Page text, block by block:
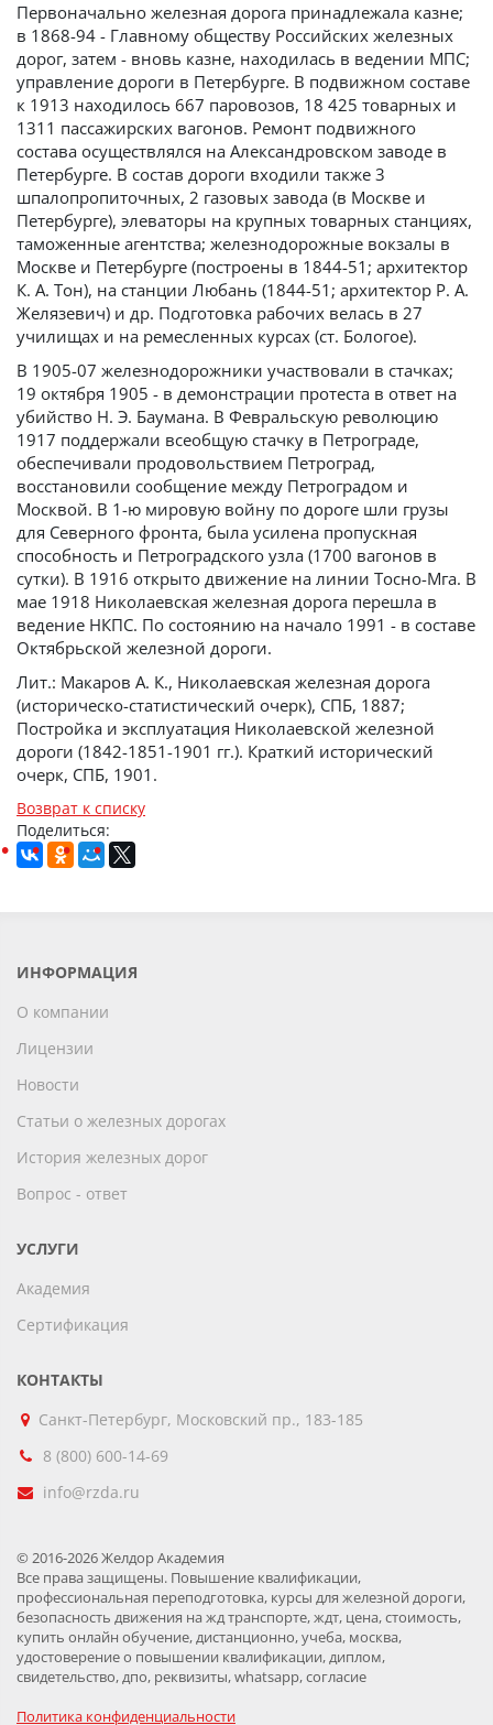
Первоначально железная дорога принадлежала казне;
в 1868-94 - Главному обществу Российских железных
дорог, затем - вновь казне, находилась в ведении МПС;
управление дороги в Петербурге. В подвижном составе
к 1913 находилось 667 паровозов, 18 425 товарных и
1311 пассажирских вагонов. Ремонт подвижного
состава осуществлялся на Александровском заводе в
Петербурге. В состав дороги входили также 3
шпалопропиточных, 2 газовых завода (в Москве и
Петербурге), элеваторы на крупных товарных станциях,
таможенные агентства; железнодорожные вокзалы в
Москве и Петербурге (построены в 1844-51; архитектор
К. А. Тон), на станции Любань (1844-51; архитектор Р. А.
Желязевич) и др. Подготовка рабочих велась в 27
училищах и на ремесленных курсах (ст. Бологое).
В 1905-07 железнодорожники участвовали в стачках;
19 октября 1905 - в демонстрации протеста в ответ на
убийство Н. Э. Баумана. В Февральскую революцию
1917 поддержали всеобщую стачку в Петрограде,
обеспечивали продовольствием Петроград,
восстановили сообщение между Петроградом и
Москвой. В 1-ю мировую войну по дороге шли грузы
для Северного фронта, была усилена пропускная
способность и Петроградского узла (1700 вагонов в
сутки). В 1916 открыто движение на линии Тосно-Мга. В
мае 1918 Николаевская железная дорога перешла в
ведение НКПС. По состоянию на начало 1991 - в составе
Октябрьской железной дороги.
Лит.: Макаров А. К., Николаевская железная дорога
(историческо-статистический очерк), СПБ, 1887;
Постройка и эксплуатация Николаевской железной
дороги (1842-1851-1901 гг.). Краткий исторический
очерк, СПБ, 1901.
Возврат к списку
Поделиться:
ИНФОРМАЦИЯ
О компании
Лицензии
Новости
Статьи о железных дорогах
История железных дорог
Вопрос - ответ
УСЛУГИ
Академия
Сертификация
КОНТАКТЫ
Санкт-Петербург, Московский пр., 183-185
8 (800) 600-14-69
info@rzda.ru
© 2016-2026 Желдор Академия
Все права защищены. Повышение квалификации,
профессиональная переподготовка, курсы для железной дороги,
безопасность движения на жд транспорте, ждт, цена, стоимость,
купить онлайн обучение, дистанционно, учеба, москва,
удостоверение о повышении квалификации, диплом,
свидетельство, дпо, реквизиты, whatsapp, согласие
Политика конфиденциальности